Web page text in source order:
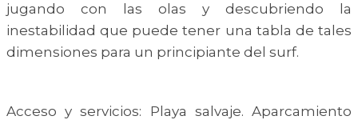
jugando con las olas y descubriendo la
inestabilidad que puede tener una tabla de tales
dimensiones para un principiante del surf.
Acceso y servicios: Playa salvaje. Aparcamiento